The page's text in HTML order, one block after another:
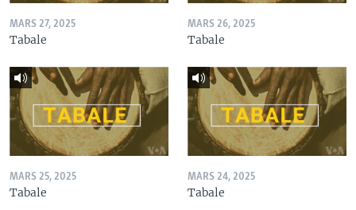
MARS 27, 2025
Tabale
MARS 26, 2025
Tabale
MARS 25, 2025
Tabale
MARS 24, 2025
Tabale